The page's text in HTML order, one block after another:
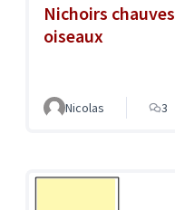
Nichoirs
oiseaux
Nicolas 3